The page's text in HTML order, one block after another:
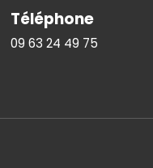
Téléphone
09 63 24 49 75